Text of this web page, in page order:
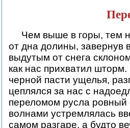
Чем выше в горы, тем
от дна долины, завернув
выдутым от снега
как нас прихватил
черной пасти ущелья,
цеплялся за нас с
переломом русла ровный
волнами устремлялась
самом разгаре, а будто